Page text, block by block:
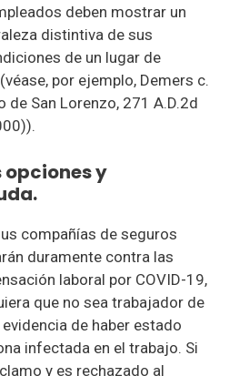
deben mostrar un
distintiva de sus
de un lugar de
por ejemplo, Demers c.
de San Lorenzo, 271 A.D.2d
opciones y
compañías de seguros
duramente contra las
laboral por COVID-19,
que no sea trabajador de
de haber estado
infectada en el trabajo. Si
y es rechazado al